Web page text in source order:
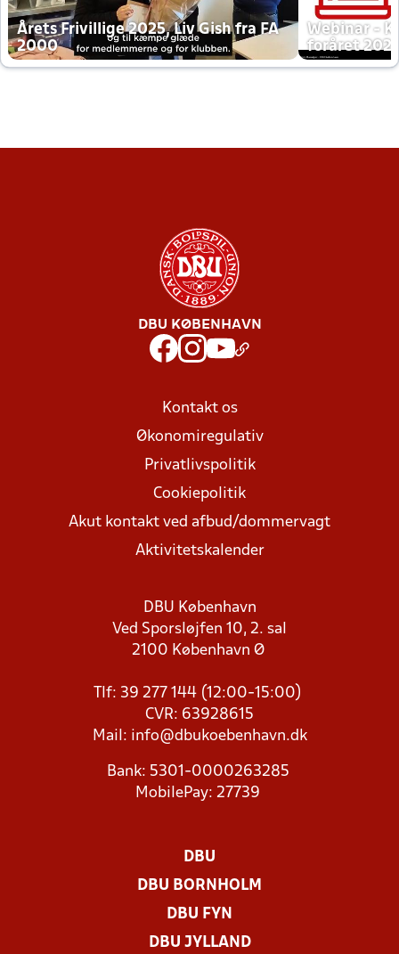
Årets Frivillige 2025, Liv Gish fra FA
2000
Webinar -
foråret
DBU KØBENHAVN
Kontakt os
Økonomiregulativ
Privatlivspolitik
Cookiepolitik
Akut kontakt ved afbud/dommervagt
Aktivitetskalender
DBU København
Ved Sporsløjfen 10, 2. sal
2100 København Ø
Tlf: 39 277 144 (12:00-15:00)
CVR: 63928615
Mail: info@dbukoebenhavn.dk
Bank: 5301-0000263285
MobilePay: 27739
DBU
DBU BORNHOLM
DBU FYN
DBU JYLLAND